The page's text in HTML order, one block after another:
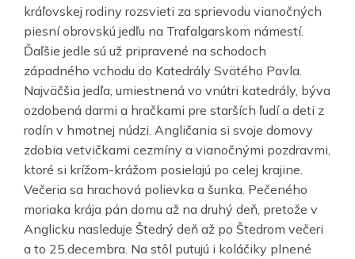
kráľovskej rodiny rozsvieti za sprievodu vianočných
piesní obrovskú jedľu na Trafalgarskom námestí.
Ďaľšie jedle sú už pripravené na schodoch
západného vchodu do Katedrály Svätého Pavla.
Najväčšia jedľa, umiestnená vo vnútri katedrály, býva
ozdobená darmi a hračkami pre starších ľudí a deti z
rodín v hmotnej núdzi. Angličania si svoje domovy
zdobia vetvičkami cezmíny a vianočnými pozdravmi,
ktoré si krížom-krážom posielajú po celej krajine.
Večeria sa hrachová polievka a šunka. Pečeného
moriaka krája pán domu až na druhý deň, pretože v
Anglicku nasleduje Štedrý deň až po Štedrom večeri
a to 25.decembra. Na stôl putujú i koláčiky plnené